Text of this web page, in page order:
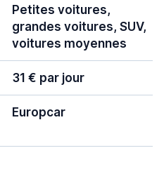
Petites voitures,
grandes voitures, SUV,
voitures moyennes
31 € par jour
Europcar